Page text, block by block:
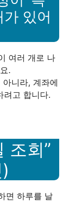
가 있어
여러 개로 나
.
니라, 계좌에
려고 합니다.
조회”
면 하루를 날